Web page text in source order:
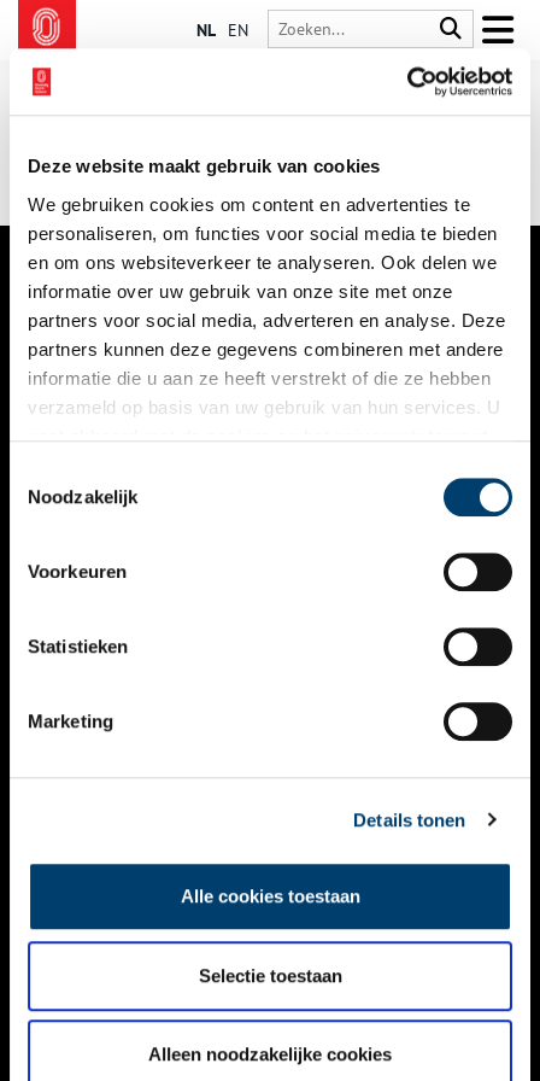
Deze website maakt gebruik van cookies
We gebruiken cookies om content en advertenties te
personaliseren, om functies voor social media te bieden
en om ons websiteverkeer te analyseren. Ook delen we
informatie over uw gebruik van onze site met onze
partners voor social media, adverteren en analyse. Deze
partners kunnen deze gegevens combineren met andere
informatie die u aan ze heeft verstrekt of die ze hebben
verzameld op basis van uw gebruik van hun services. U
Noodzakelijk
Voorkeuren
Statistieken
Marketing
Details tonen
Alle cookies toestaan
Selectie toestaan
Alleen noodzakelijke cookies
NL EN
VERHALEN
NIEUWS
KALENDER
ACTIVITEITEN
NIEUWSBRIEF
DISCLAIMER
TOEGANKELIJKHEID
Volg ONH op social media